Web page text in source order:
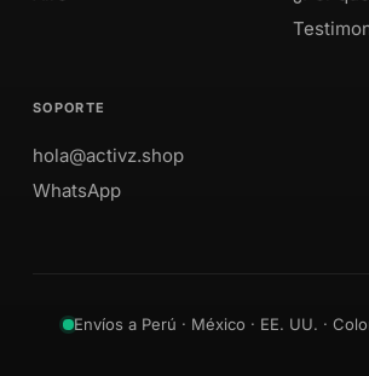
SOPORTE
hola@activz.shop
WhatsApp
Envíos a Perú · México · EE. UU. ·